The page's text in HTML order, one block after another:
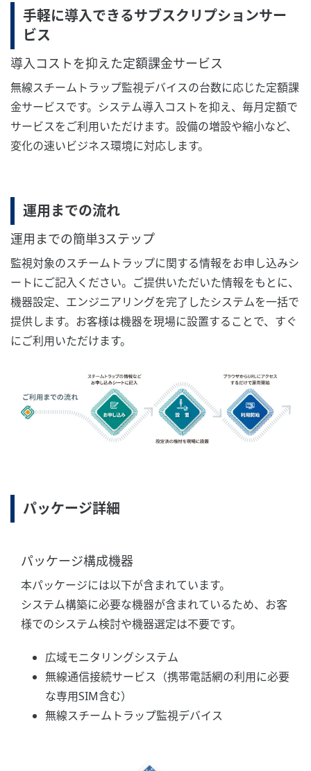
手軽に導入できるサブスクリプションサー
ビス
導入コストを抑えた定額課金サービス
無線スチームトラップ監視デバイスの台数に応じた定額課
金サービスです。システム導入コストを抑え、毎月定額で
サービスをご利用いただけます。設備の増設や縮小など、
変化の速いビジネス環境に対応します。
運用までの流れ
運用までの簡単3ステップ
監視対象のスチームトラップに関する情報をお申し込みシ
ートにご記入ください。ご提供いただいた情報をもとに、
機器設定、エンジニアリングを完了したシステムを一括で
提供します。お客様は機器を現場に設置することで、すぐ
にご利用いただけます。
パッケージ詳細
パッケージ構成機器
本パッケージには以下が含まれています。
システム構築に必要な機器が含まれているため、お客
様でのシステム検討や機器選定は不要です。
広域モニタリングシステム
無線通信接続サービス（携帯電話網の利用に必要
な専用SIM含む）
無線スチームトラップ監視デバイス